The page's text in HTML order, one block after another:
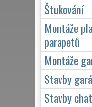
Štukování
Montáže
parapetů
Montáže
Stavby
Stavby chat